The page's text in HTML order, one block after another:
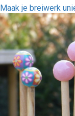
Maak je breiwerk